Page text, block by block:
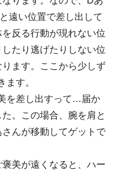
遠い位置で差し出して
反る行動が現れない位
たり逃げたりしない位
ます。ここから少しず
ます。
を差し出すって…届か
。この場合、腕を肩と
んが移動してゲットで
美が遠くなると、ハー